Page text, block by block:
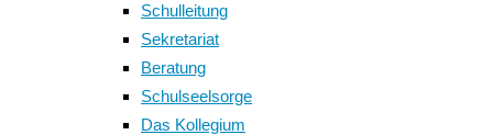
Schulleitung
Sekretariat
Beratung
Schulseelsorge
Das Kollegium